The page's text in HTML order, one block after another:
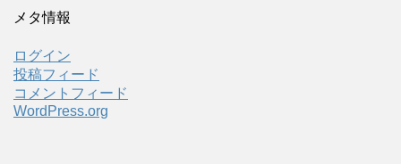
メタ情報
ログイン
投稿フィード
コメントフィード
WordPress.org